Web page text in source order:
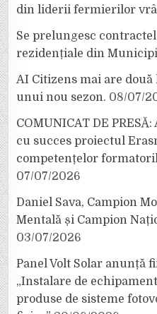
din liderii fermierilor
Se prelungesc
rezidențiale din
AI Citizens mai are
unui nou sezon. 08/07/
COMUNICAT DE
cu succes proiectul
competențelor
07/07/2026
Daniel Sava, Campion
Mentală și Campion
03/07/2026
Panel Volt Solar anunță
„Instalare de
produse de sisteme